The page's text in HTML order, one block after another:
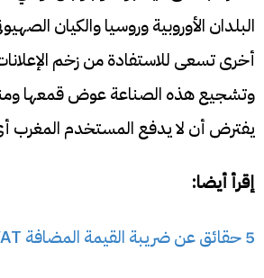
البلدان الأوروبية وروسيا والكيان
أخرى تسعى للاستفادة من زخم الإعلانات
وتشجيع هذه الصناعة عوض قمعها
يفترض أن لا يدفع المستخدم
إقرأ أيضا:
5 حقائق عن ضريبة القيمة المضافة VAT وعيوبها